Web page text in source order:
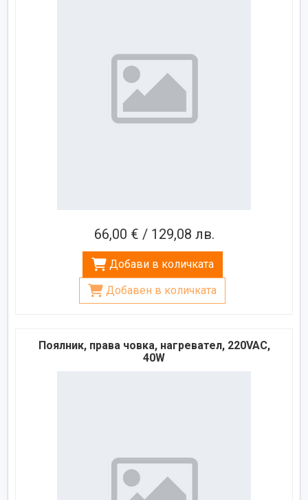
66,00 € / 129,08 лв.
Добави в количката
Добавен в количката
Поялник, права човка, нагревател, 220VAC,
40W